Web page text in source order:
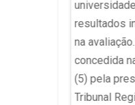
resultados
na
concedida
(5) pela
Tribunal